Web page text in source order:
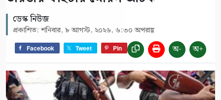
ডেস্ক নিউজ
প্রকাশিত: শনিবার, ৮ আগস্ট, ২০২৬, ৬:৩০ অপরাহ্ণ
Facebook Tweet Pin অ- অ+